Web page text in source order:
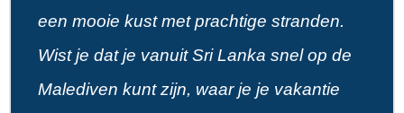
een mooie kust met prachtige stranden.
Wist je dat je vanuit Sri Lanka snel op de
Malediven kunt zijn, waar je je vakantie